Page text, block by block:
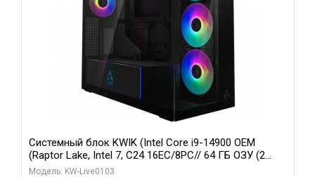
Системный блок KWIK (Intel Core i9-14900 OEM
(Raptor Lake, Intel 7, C24 16EC/8PC// 64 ГБ ОЗУ (2
модуля)/ Afox RTX4090 24GB GDDR6X 384-Bit 3xDP
Модель: KW-Live0103